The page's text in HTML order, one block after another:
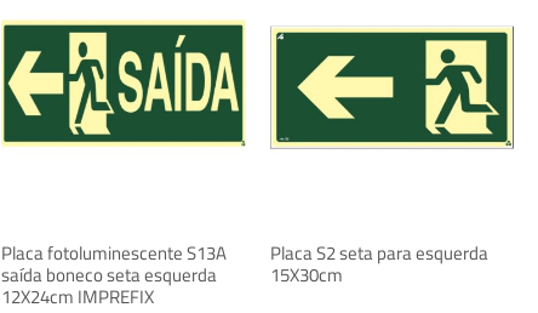
Placa fotoluminescente S13A
saída boneco seta esquerda
12X24cm IMPREFIX
Placa S2 seta para esquerda
15X30cm